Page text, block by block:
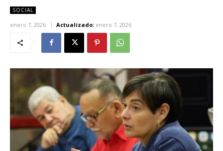
SOCIAL
enero 7, 2026 Actualizado: enero 7, 2026